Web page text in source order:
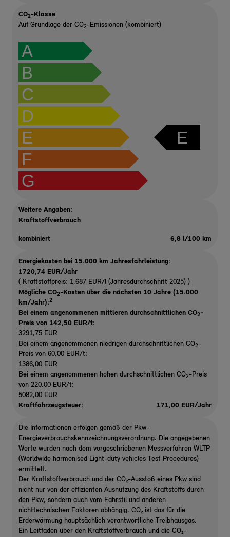
CO2-Klasse
Auf Grundlage der CO2-Emissionen (kombiniert)
A
B
C
D
E
F
G
E
Weitere Angaben:
Kraftstoffverbrauch
kombiniert 6,8 l/100 km
Energiekosten bei 15.000 km Jahresfahrleistung:
1720,74 EUR/Jahr
( Kraftstoffpreis: 1,687 EUR/l (Jahresdurchschnitt 2025) )
Mögliche CO2-Kosten über die nächsten 10 Jahre (15.000
km/Jahr):2
Bei einem angenommenen mittleren durchschnittlichen CO2-
Preis von 142,50 EUR/t:
3291,75 EUR
Bei einem angenommenen niedrigen durchschnittlichen CO2-
Preis von 60,00 EUR/t:
1386,00 EUR
Bei einem angenommenen hohen durchschnittlichen CO2-Preis
von 220,00 EUR/t:
5082,00 EUR
Kraftfahrzeugsteuer:
171,00 EUR/Jahr
Die Informationen erfolgen gemäß der Pkw-
Energieverbrauchskennzeichnungsverordnung. Die angegebenen
Werte wurden nach dem vorgeschriebenen Messverfahren WLTP
(Worldwide harmonised Light-duty vehicles Test Procedures)
ermittelt.
Der Kraftstoffverbrauch und der CO₂-Ausstoß eines Pkw sind
nicht nur von der effizienten Ausnutzung des Kraftstoffs durch
den Pkw, sondern auch vom Fahrstil und anderen
nichttechnischen Faktoren abhängig. CO₂ ist das für die
Erderwärmung hauptsächlich verantwortliche Treibhausgas.
Ein Leitfaden über den Kraftstoffverbrauch und die CO₂-